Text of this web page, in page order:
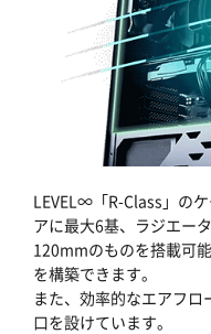
LEVEL∞「R-Class」の
アに最大6基、ラジエー
120mmのものを搭載可
を構築できます。
また、効率的なエアフ
口を設けています。